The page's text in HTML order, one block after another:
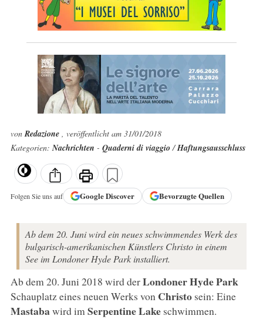
vonRedazione , veröffentlicht am 31/01/2018
Kategorien:Nachrichten - Quaderni di viaggio /Haftungsausschluss
Folgen Sie uns auf GoogleDiscover Bevorzugte Quellen
Ab dem 20. Juni wird ein neues schwimmendes Werk des
bulgarisch-amerikanischen Künstlers Christo in einem
See im Londoner Hyde Park installiert.
Ab dem 20. Juni 2018 wird derLondonerHyde Park
Schauplatz eines neuen Werks von Christosein: Eine
Mastabawird im Serpentine Lakeschwimmen.